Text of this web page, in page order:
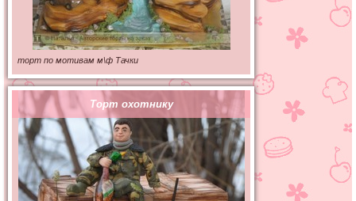
торт по мотивам м\ф Тачки
Торт охотнику